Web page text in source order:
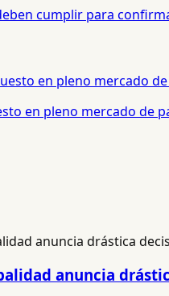
cumplir para
en pleno mercado de
anuncia